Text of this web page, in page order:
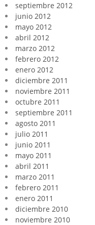
septiembre 2012
junio 2012
mayo 2012
abril 2012
marzo 2012
febrero 2012
enero 2012
diciembre 2011
noviembre 2011
octubre 2011
septiembre 2011
agosto 2011
julio 2011
junio 2011
mayo 2011
abril 2011
marzo 2011
febrero 2011
enero 2011
diciembre 2010
noviembre 2010